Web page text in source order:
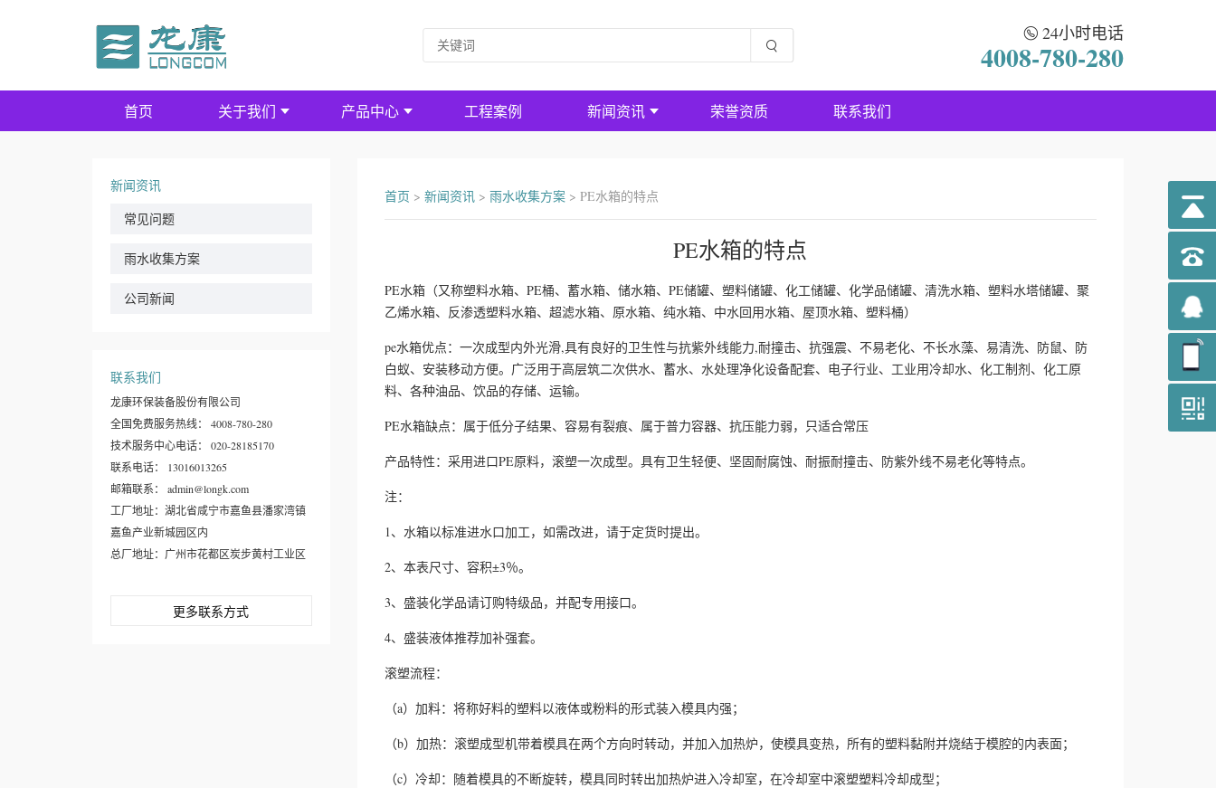
24小时电话
4008-780-280
首页 关于我们 产品中心 工程案例 新闻资讯 荣誉资质 联系我们
新闻资讯
常见问题
雨水收集方案
公司新闻
联系我们
龙康环保装备股份有限公司
全国免费服务热线： 4008-780-280
技术服务中心电话： 020-28185170
联系电话： 13016013265
邮箱联系： admin@longk.com
工厂地址：湖北省咸宁市嘉鱼县潘家湾镇
嘉鱼产业新城园区内
总厂地址：广州市花都区炭步黄村工业区
更多联系方式
首页 > 新闻资讯> 雨水收集方案> PE水箱的特点
PE水箱的特点
PE水箱（又称塑料水箱、PE桶、蓄水箱、储水箱、PE储罐、塑料储罐、化工储罐、化学品储罐、清洗水箱、塑料水塔储罐、聚
乙烯水箱、反渗透塑料水箱、超滤水箱、原水箱、纯水箱、中水回用水箱、屋顶水箱、塑料桶）
pe水箱优点：一次成型内外光滑,具有良好的卫生性与抗紫外线能力,耐撞击、抗强震、不易老化、不长水藻、易清洗、防鼠、防
白蚁、安装移动方便。广泛用于高层筑二次供水、蓄水、水处理净化设备配套、电子行业、工业用冷却水、化工制剂、化工原
料、各种油品、饮品的存储、运输。
PE水箱缺点：属于低分子结果、容易有裂痕、属于普力容器、抗压能力弱，只适合常压
产品特性：采用进口PE原料，滚塑一次成型。具有卫生轻便、坚固耐腐蚀、耐振耐撞击、防紫外线不易老化等特点。
注：
1、水箱以标准进水口加工，如需改进，请于定货时提出。
2、本表尺寸、容积±3％。
3、盛装化学品请订购特级品，并配专用接口。
4、盛装液体推荐加补强套。
滚塑流程：
（a）加料：将称好料的塑料以液体或粉料的形式装入模具内强；
（b）加热：滚塑成型机带着模具在两个方向时转动，并加入加热炉，使模具变热，所有的塑料黏附并烧结于模腔的内表面；
（c）冷却：随着模具的不断旋转，模具同时转出加热炉进入冷却室，在冷却室中滚塑塑料冷却成型；